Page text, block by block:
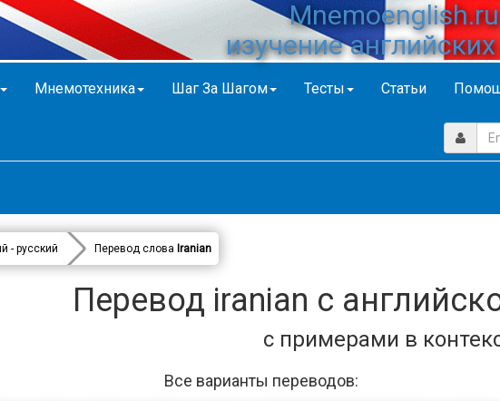
Mnemoenglish.ru
изучение
Мнемотехника Шаг За Шагом Тесты Статьи
- русский Перевод слова Iranian
Перевод iranian с
с примерами в
Все варианты переводов: